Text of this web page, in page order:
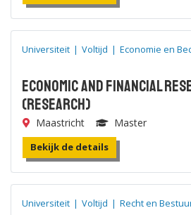
Universiteit | Voltijd | Economie en
Economic and Financial
(research)
Maastricht Master
Bekijk de details
Universiteit | Voltijd | Recht en